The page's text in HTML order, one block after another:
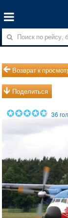
Возврат к
Поделиться
36